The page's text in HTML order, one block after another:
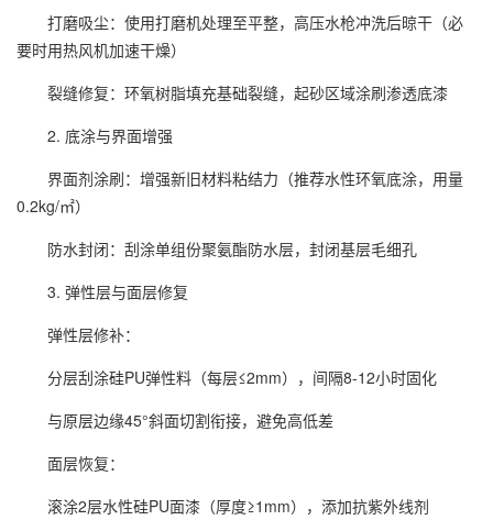
打磨吸尘：使用打磨机处理至平整，高压水枪冲洗后晾干（必
要时用热风机加速干燥）
裂缝修复：环氧树脂填充基础裂缝，起砂区域涂刷渗透底漆
2. 底涂与界面增强
界面剂涂刷：增强新旧材料粘结力（推荐水性环氧底涂，用量
0.2kg/㎡）
防水封闭：刮涂单组份聚氨酯防水层，封闭基层毛细孔
3. 弹性层与面层修复
弹性层修补：
分层刮涂硅PU弹性料（每层≤2mm），间隔8-12小时固化
与原层边缘45°斜面切割衔接，避免高低差
面层恢复：
滚涂2层水性硅PU面漆（厚度≥1mm），添加抗紫外线剂